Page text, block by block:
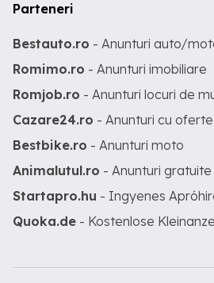
Parteneri
Bestauto.ro - Anunturi auto/
Romimo.ro - Anunturi imobiliare
Romjob.ro - Anunturi locuri de
Cazare24.ro - Anunturi cu
Bestbike.ro - Anunturi moto
Animalutul.ro - Anunturi
Startapro.hu - Ingyenes
Quoka.de - Kostenlose